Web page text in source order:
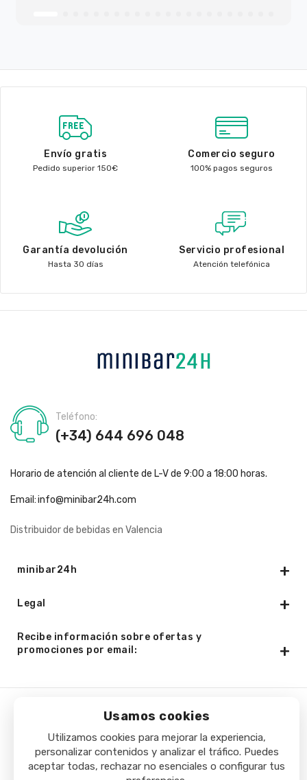
Usamos cookies
Utilizamos cookies para mejorar la experiencia,
personalizar contenidos y analizar el tráfico. Puedes
aceptar todas, rechazar no esenciales o configurar tus
Envío gratis
Pedido superior 150€
Comercio seguro
100% pagos seguros
Garantía devolución
Hasta 30 días
Servicio profesional
Atención telefónica
Teléfono:
(+34) 644 696 048
Horario de atención al cliente de L-V de 9:00 a 18:00 horas.
Email:info@minibar24h.com
Distribuidor de bebidas en Valencia
minibar24h
Legal
Recibe información sobre ofertas y
promociones por email:
Copyright © 2025 - Minibar24h.com. Todos los derechos
reservados.